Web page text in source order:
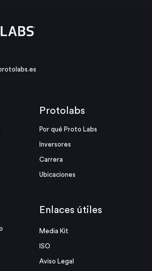
Protolabs
Por qué Proto Labs
Inversores
Carrera
Ubicaciones
Enlaces útiles
Media Kit
ISO
Aviso Legal